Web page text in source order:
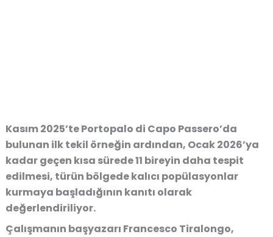
Kasım 2025’te Portopalo di Capo Passero’da
bulunan ilk tekil örneğin ardından, Ocak 2026’ya
kadar geçen kısa sürede 11 bireyin daha tespit
edilmesi, türün bölgede kalıcı popülasyonlar
kurmaya başladığının kanıtı olarak
değerlendiriliyor.
Çalışmanın başyazarı Francesco Tiralongo,